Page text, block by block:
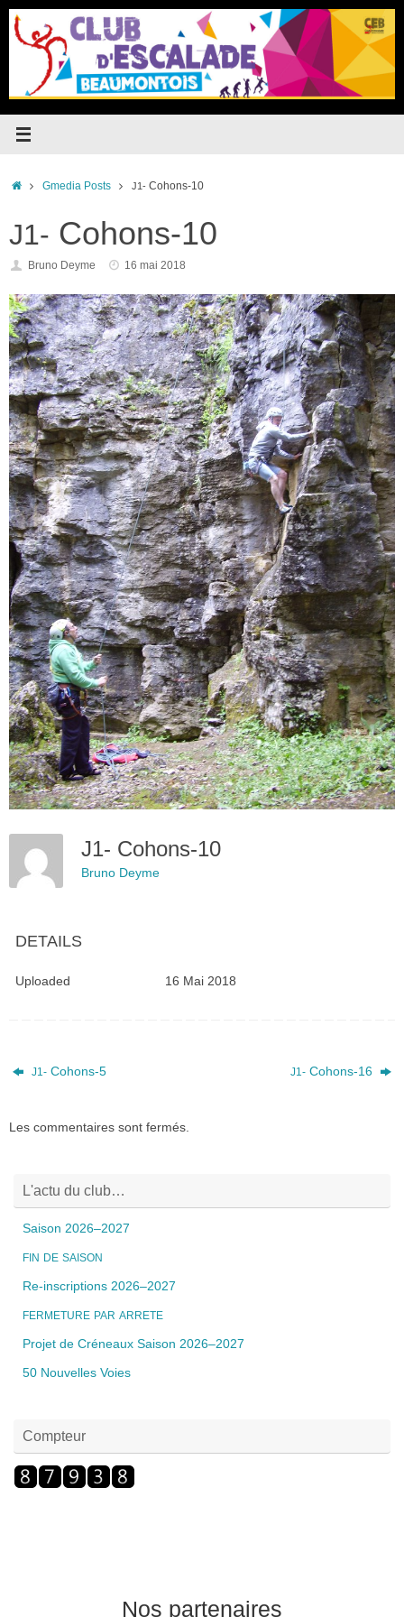
Passer
contenu
Accueil
Gmedia Posts J1-Cohons-10
J1- Cohons-10
Bruno Deyme 16 mai 2018
J1- Cohons-10
Bruno Deyme
DETAILS
Uploaded 16 Mai 2018
J1- Cohons‑5 J1-Cohons-16
Les commentaires sont fermés.
L'actu du club…
Saison 2026–2027
FIN DE SAISON
Re-inscriptions 2026–2027
FERMETURE PAR ARRETE
Projet de Créneaux Saison 2026–2027
50 Nouvelles Voies
Compteur
Nos partenaires